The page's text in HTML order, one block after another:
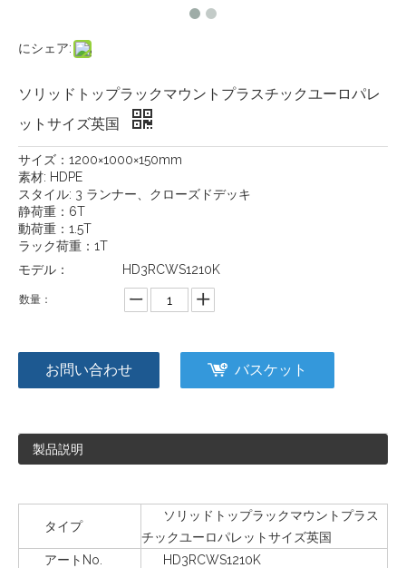
にシェア:
ソリッドトップラックマウントプラスチックユーロパレ
ットサイズ英国
サイズ：1200×1000×150mm
素材: HDPE
スタイル: 3 ランナー、クローズドデッキ
静荷重：6T
動荷重：1.5T
ラック荷重：1T
モデル：
HD3RCWS1210K
数量：
お問い合わせ バスケット
製品説明
タイプ
ソリッドトップラックマウントプラス
チックユーロパレットサイズ英国
アートNo.
HD3RCWS1210K